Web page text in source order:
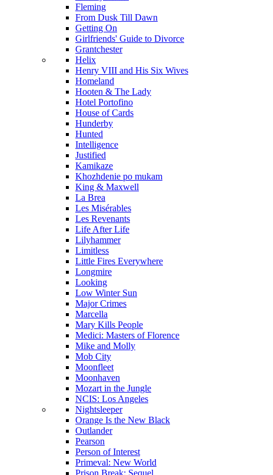
Fleming
From Dusk Till Dawn
Getting On
Girlfriends' Guide to Divorce
Grantchester
Helix
Henry VIII and His Six Wives
Homeland
Hooten & The Lady
Hotel Portofino
House of Cards
Hunderby
Hunted
Intelligence
Justified
Kamikaze
Khozhdenie po mukam
King & Maxwell
La Brea
Les Misérables
Les Revenants
Life After Life
Lilyhammer
Limitless
Little Fires Everywhere
Longmire
Looking
Low Winter Sun
Major Crimes
Marcella
Mary Kills People
Medici: Masters of Florence
Mike and Molly
Mob City
Moonfleet
Moonhaven
Mozart in the Jungle
NCIS: Los Angeles
Nightsleeper
Orange Is the New Black
Outlander
Pearson
Person of Interest
Primeval: New World
Prison Break: Sequel